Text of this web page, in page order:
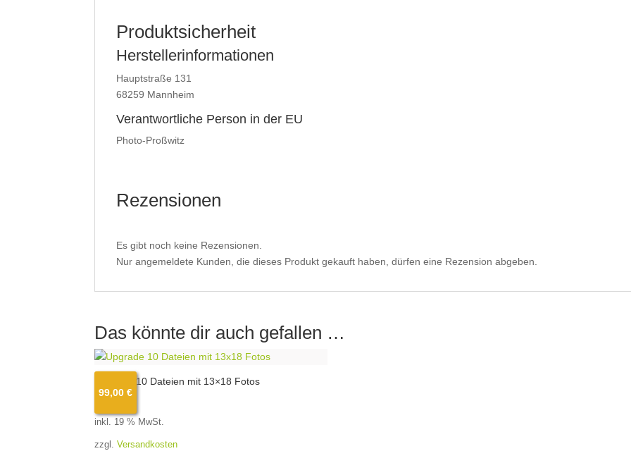
Produktsicherheit
Herstellerinformationen
Hauptstraße 131
68259 Mannheim
Verantwortliche Person in der EU
Photo-Proßwitz
Rezensionen
Es gibt noch keine Rezensionen.
Nur angemeldete Kunden, die dieses Produkt gekauft haben, dürfen eine Rezension abgeben.
Das könnte dir auch gefallen …
99,00€
Upgrade 10 Dateien mit 13×18 Fotos
99,00€
inkl. 19 % MwSt.
zzgl.Versandkosten